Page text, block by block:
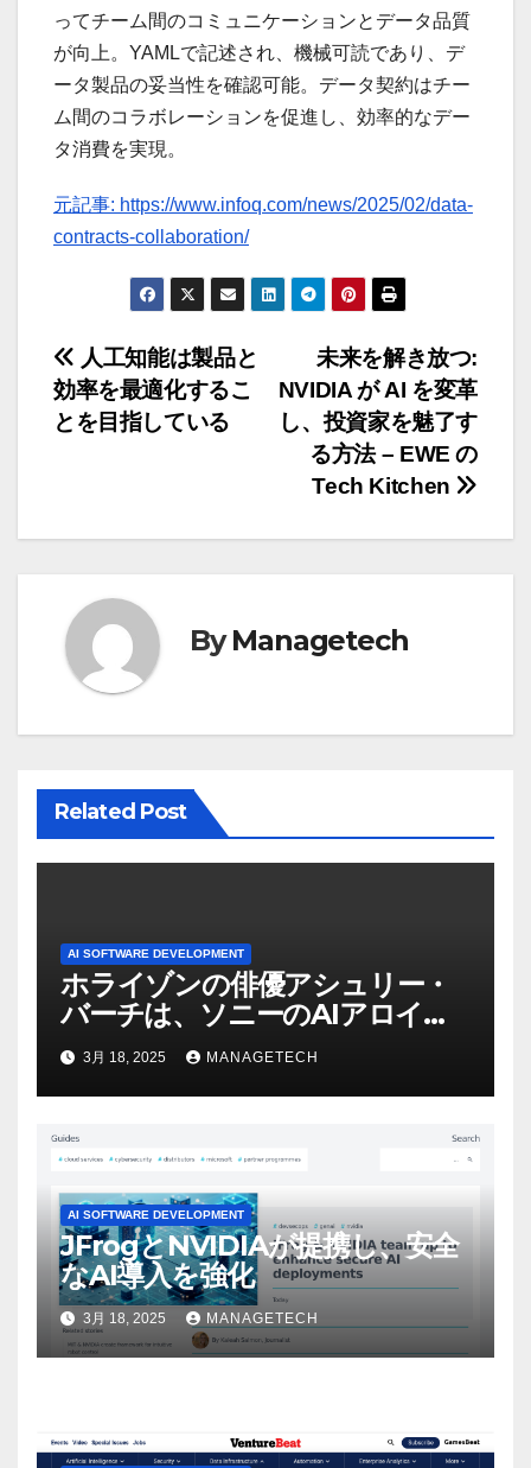
ってチーム間のコミュニケーションとデータ品質
が向上。YAMLで記述され、機械可読であり、デ
ータ製品の妥当性を確認可能。データ契約はチー
ム間のコラボレーションを促進し、効率的なデー
タ消費を実現。
元記事: https://www.infoq.com/news/2025/02/data-
contracts-collaboration/
投
稿
ー
シ
未来を解き放つ:
NVIDIA が AI を変革
し、投資家を魅了す
る方法 – EWE の
Tech Kitchen
人工知能は製品と
効率を最適化するこ
とを目指している
ByManagetech
Related Post
AI SOFTWARE DEVELOPMENT
ホライゾンの俳優アシュリー・
バーチは、ソニーのAIアロイの
ビデオを見て「ゲームパフォー
マンスという芸術形式に不安を
感じた」と語る – IGN
3月 18, 2025 MANAGETECH
AI SOFTWARE DEVELOPMENT
JFrogとNVIDIAが提携し、安全
なAI導入を強化
3月 18, 2025 MANAGETECH